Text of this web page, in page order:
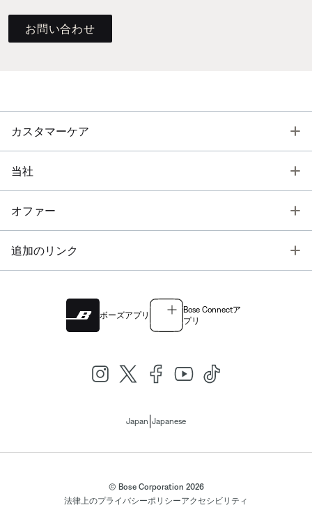
お問い合わせ
カスタマーケア
当社
オファー
追加のリンク
ボーズアプリ
Bose Connectア
プリ
Japan Japanese
© Bose Corporation 2026
法律上のプライバシーポリシーアクセシビリティ